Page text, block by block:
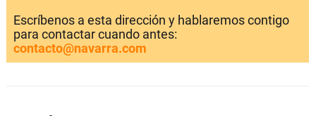
Escríbenos a esta dirección y hablaremos contigo
para contactar cuando antes:
contacto@navarra.com